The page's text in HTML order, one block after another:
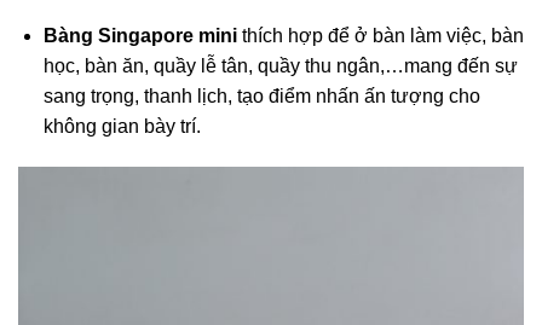
Bàng Singapore minithích hợp để ở bàn làm việc, bàn
học, bàn ăn, quầy lễ tân, quầy thu ngân,…mang đến sự
sang trọng, thanh lịch, tạo điểm nhấn ấn tượng cho
không gian bày trí.